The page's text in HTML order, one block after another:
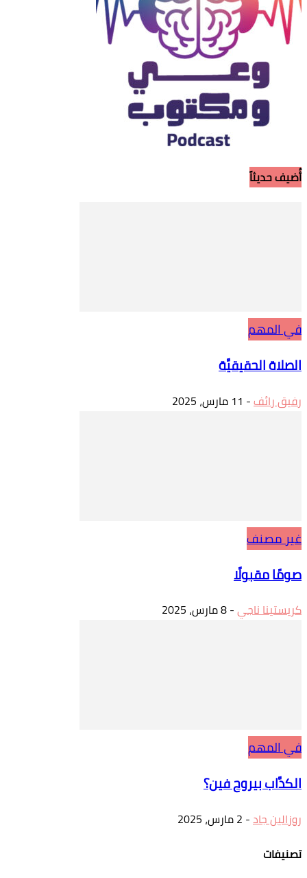
أُضيف حديثاً
في المهم
الصلاة الحقيقيَّة
رفيق رائف- 11 مارس، 2025
غير مصنف
صومًا مقبولًا
كريستينا ناجي-8 مارس، 2025
في المهم
الكدَّاب بيروح فين؟
روزالين جاد- 2 مارس، 2025
تصنيفات